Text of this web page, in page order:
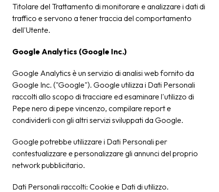
Titolare del Trattamento di monitorare e analizzare i dati di
traffico e servono a tener traccia del comportamento
dell'Utente.
Google Analytics (Google Inc.)
Google Analytics è un servizio di analisi web fornito da
Google Inc. ("Google"). Google utilizza i Dati Personali
raccolti allo scopo di tracciare ed esaminare l'utilizzo di
Pepe nero di pepe vincenzo, compilare report e
condividerli con gli altri servizi sviluppati da Google.
Google potrebbe utilizzare i Dati Personali per
contestualizzare e personalizzare gli annunci del proprio
network pubblicitario.
Dati Personali raccolti: Cookie e Dati di utilizzo.